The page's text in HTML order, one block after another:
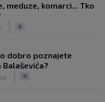
meduze, komarci... Tko
0
dobro poznajete
11